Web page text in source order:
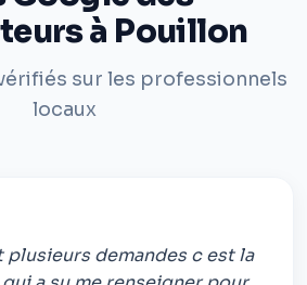
à Pouillon
sur les professionnels
locaux
plusieurs demandes c est la